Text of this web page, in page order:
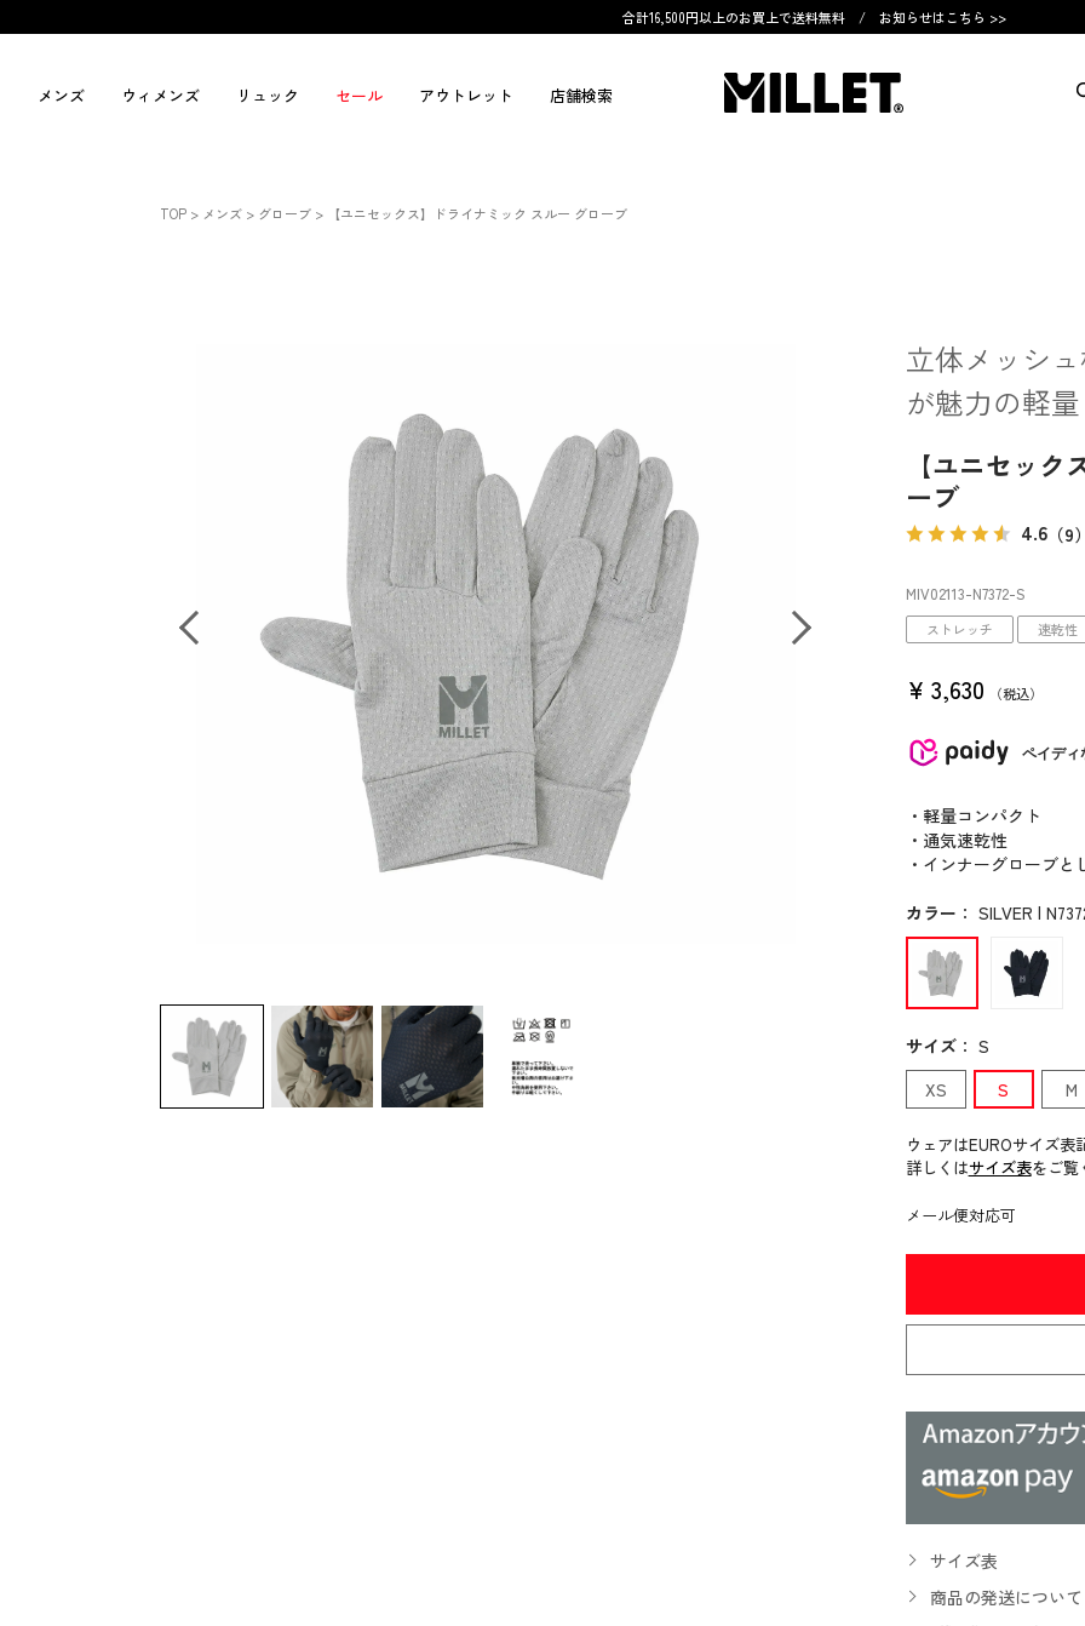
合計16,500円以上のお買上で送料無料 / お知らせはこちら >>
メンズ ウィメンズ リュック セール アウトレット 店舗検索
TOP メンズ グローブ 【ユニセックス】ドライナミック スルー グローブ
立体メッシ
が魅力の軽
【ユニセッ
ーブ
4.6（9）
MIV02113-N7372-S
ストレッチ 速乾性
¥ 3,630 税込
ペイディ
・軽量コンパクト
・通気速乾性
・インナーグローブと
カラー ： SILVER |
サイズ： S
XS
S M
ウェアはEUROサイズ表
詳しくはサイズ表をご覧
メール便対応可
サイズ表
商品の発送について